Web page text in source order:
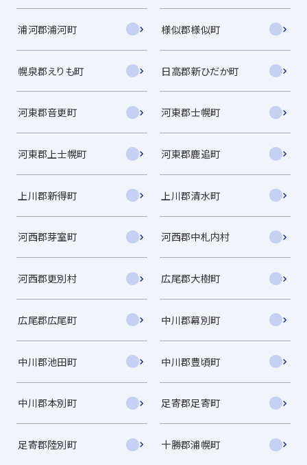
浦河郡浦河町 様似郡様似町
幌泉郡えりも町 日高郡新ひだか町
河東郡音更町 河東郡士幌町
河東郡上士幌町 河東郡鹿追町
上川郡新得町 上川郡清水町
河西郡芽室町 河西郡中札内村
河西郡更別村 広尾郡大樹町
広尾郡広尾町 中川郡幕別町
中川郡池田町 中川郡豊頃町
中川郡本別町 足寄郡足寄町
足寄郡陸別町 十勝郡浦幌町